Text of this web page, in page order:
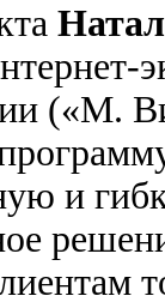
(«М.
и